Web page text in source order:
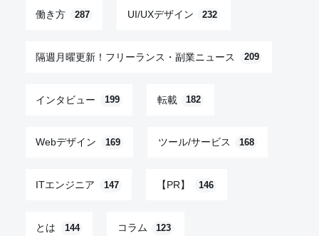
働き方 287 UI/UXデザイン 232
隔週月曜更新！フリーランス・副業ニュース 209
インタビュー 199 転載 182
Webデザイン 169 ツール/サービス 168
ITエンジニア 147 【PR】 146
とは 144 コラム 123